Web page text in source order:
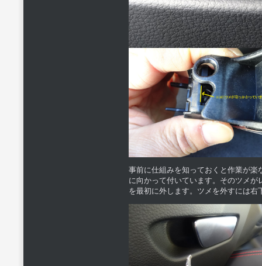
事前に仕組みを知っておくと作業が
に向かって付いています。そのツメ
を最初に外します。ツメを外すには